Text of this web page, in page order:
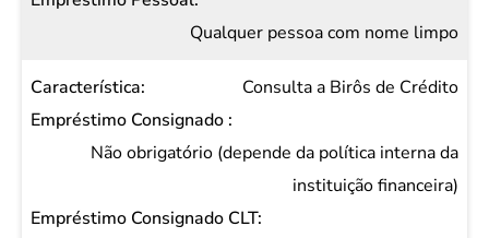
Qualquer pessoa com nome limpo
Consulta a Birôs de Crédito
Não obrigatório (depende da política interna da
instituição financeira)